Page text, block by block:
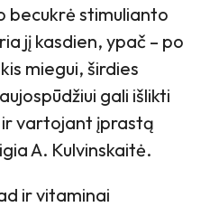
becukrė stimulianto
jį kasdien, ypač – po
miegui, širdies
gali išlikti
vartojant įprastą
A. Kulvinskaitė.
ir vitaminai